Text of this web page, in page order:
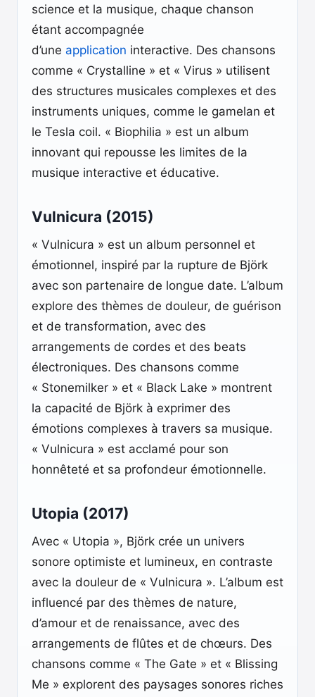
science et la musique, chaque chanson
étant accompagnée
d’une application interactive. Des chansons
comme « Crystalline » et « Virus » utilisent
des structures musicales complexes et des
instruments uniques, comme le gamelan et
le Tesla coil. « Biophilia » est un album
innovant qui repousse les limites de la
musique interactive et éducative.
Vulnicura (2015)
« Vulnicura » est un album personnel et
émotionnel, inspiré par la rupture de Björk
avec son partenaire de longue date. L’album
explore des thèmes de douleur, de guérison
et de transformation, avec des
arrangements de cordes et des beats
électroniques. Des chansons comme
« Stonemilker » et « Black Lake » montrent
la capacité de Björk à exprimer des
émotions complexes à travers sa musique.
« Vulnicura » est acclamé pour son
honnêteté et sa profondeur émotionnelle.
Utopia (2017)
Avec « Utopia », Björk crée un univers
sonore optimiste et lumineux, en contraste
avec la douleur de « Vulnicura ». L’album est
influencé par des thèmes de nature,
d’amour et de renaissance, avec des
arrangements de flûtes et de chœurs. Des
chansons comme « The Gate » et « Blissing
Me » explorent des paysages sonores riches